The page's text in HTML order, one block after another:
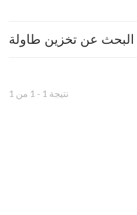
البحث عن تخزين طاولة
نتيجة 1 - 1 من 1